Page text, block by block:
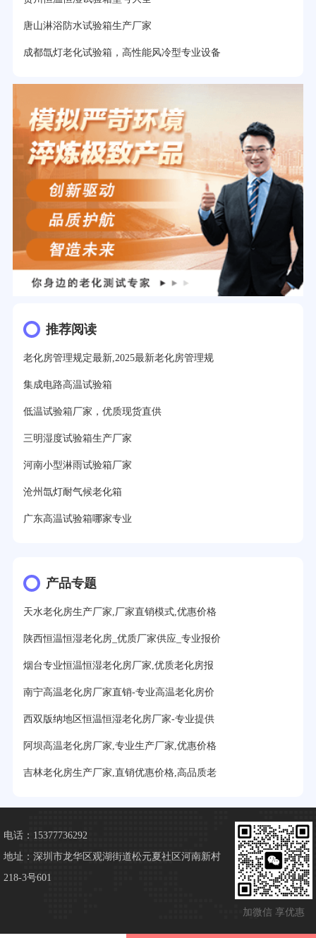
唐山淋浴防水试验箱生产厂家
成都氙灯老化试验箱，高性能风冷型专业设备
推荐阅读
老化房管理规定最新,2025最新老化房管理规
集成电路高温试验箱
低温试验箱厂家，优质现货直供
三明湿度试验箱生产厂家
河南小型淋雨试验箱厂家
沧州氙灯耐气候老化箱
广东高温试验箱哪家专业
产品专题
天水老化房生产厂家,厂家直销模式,优惠价格
陕西恒温恒湿老化房_优质厂家供应_专业报价
烟台专业恒温恒湿老化房厂家,优质老化房报
南宁高温老化房厂家直销-专业高温老化房价
西双版纳地区恒温恒湿老化房厂家-专业提供
阿坝高温老化房厂家,专业生产厂家,优惠价格
吉林老化房生产厂家,直销优惠价格,高品质老
加微信 享优惠
电话：15377736292
地址：深圳市龙华区观湖街道松元夏社区河南新村
218-3号601